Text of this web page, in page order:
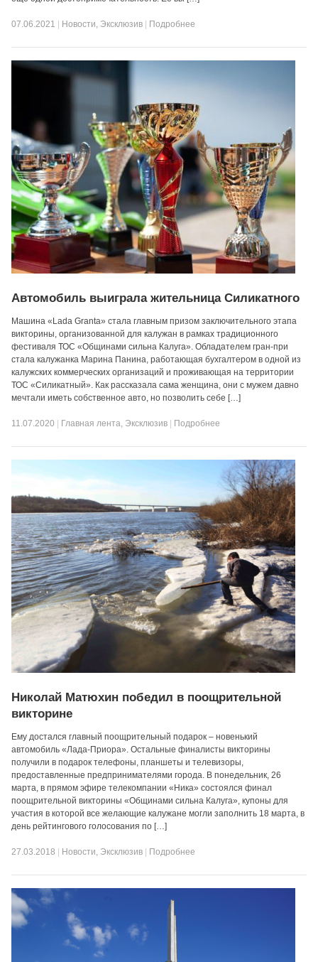
07.06.2021 Новости, Эксклюзив Подробнее
Автомобиль выиграла жительница Силикатного
Машина «Lada Granta» стала главным призом заключительного этапа
викторины, организованной для калужан в рамках традиционного
фестиваля ТОС «Общинами сильна Калуга». Обладателем гран-при
стала калужанка Марина Панина, работающая бухгалтером в одной из
калужских коммерческих организаций и проживающая на территории
ТОС «Силикатный». Как рассказала сама женщина, они с мужем давно
мечтали иметь собственное авто, но позволить себе […]
11.07.2020 Главная лента, Эксклюзив Подробнее
Николай Матюхин победил в поощрительной
викторине
Ему достался главный поощрительный подарок – новенький
автомобиль «Лада-Приора». Остальные финалисты викторины
получили в подарок телефоны, планшеты и телевизоры,
предоставленные предпринимателями города. В понедельник, 26
марта, в прямом эфире телекомпании «Ника» состоялся финал
поощрительной викторины «Общинами сильна Калуга», купоны для
участия в которой все желающие калужане могли заполнить 18 марта, в
день рейтингового голосования по […]
27.03.2018 Новости, Эксклюзив Подробнее